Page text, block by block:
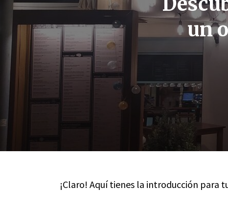
un
¡Claro! Aquí tienes la introducción para